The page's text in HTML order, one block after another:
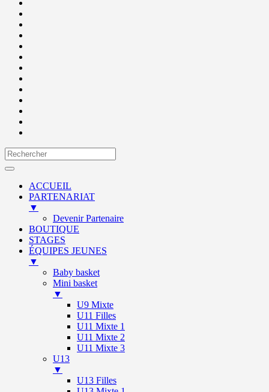
ACCUEIL
PARTENARIAT
▼
Devenir Partenaire
BOUTIQUE
STAGES
ÉQUIPES JEUNES
▼
Baby basket
Mini basket
▼
U9 Mixte
U11 Filles
U11 Mixte 1
U11 Mixte 2
U11 Mixte 3
U13
▼
U13 Filles